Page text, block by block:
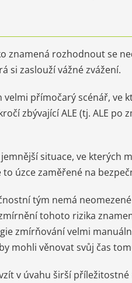
znamená rozhodnout se
si zaslouží vážné zvážení.
velmi přímočarý scénář, ve
zbývající ALE (tj. ALE po
jemnější situace, ve kterých
to úzce zaměřené na
tým nemá
tohoto rizika
zmírňování velmi
mohli věnovat svůj čas
v úvahu širší